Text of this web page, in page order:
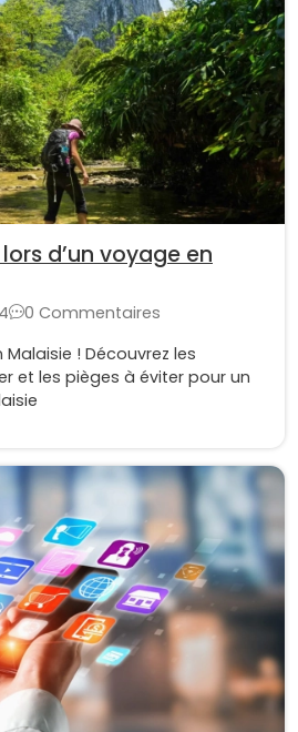
d’un voyage en
0 Commentaires
! Découvrez les
et les pièges à éviter pour un